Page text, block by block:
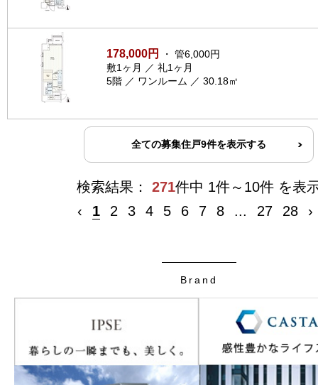
178,000円
・ 管6,000円
敷1ヶ月 ／ 礼1ヶ月
5階 ／ ワンルーム ／ 30.18㎡
全ての募集住戸9件を表示する
検索結果： 271件中 1件～10件 を表
‹
1 2 3 4 5 6 7 8 ... 27 28 ›
Brand